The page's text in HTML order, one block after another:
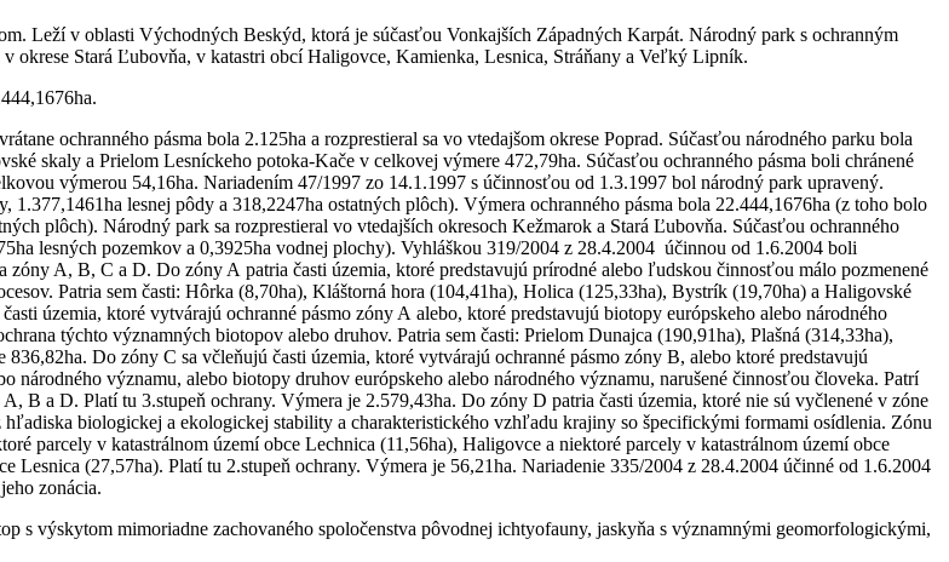
Leží v oblasti Východných Beskýd, ktorá je súčasťou Vonkajších Západných Karpát. Národný park s ochranným
okrese Stará Ľubovňa, v katastri obcí Haligovce, Kamienka, Lesnica, Stráňany a Veľký Lipník.
ochranného pásma bola 2.125ha a rozprestieral sa vo vtedajšom okrese Poprad. Súčasťou národného parku bola
skaly a Prielom Lesníckeho potoka-Kače v celkovej výmere 472,79ha. Súčasťou ochranného pásma boli chránené
výmerou 54,16ha. Nariadením 47/1997 zo 14.1.1997 s účinnosťou od 1.3.1997 bol národný park upravený.
lesnej pôdy a 318,2247ha ostatných plôch). Výmera ochranného pásma bola 22.444,1676ha (z toho bolo
plôch). Národný park sa rozprestieral vo vtedajších okresoch Kežmarok a Stará Ľubovňa. Súčasťou ochranného
lesných pozemkov a 0,3925ha vodnej plochy). Vyhláškou 319/2004 z 28.4.2004 účinnou od 1.6.2004 boli
A, B, C a D. Do zóny A patria časti územia, ktoré predstavujú prírodné alebo ľudskou činnosťou málo pozmenené
Patria sem časti: Hôrka (8,70ha), Kláštorná hora (104,41ha), Holica (125,33ha), Bystrík (19,70ha) a Haligovské
územia, ktoré vytvárajú ochranné pásmo zóny A alebo, ktoré predstavujú biotopy európskeho alebo národného
týchto významných biotopov alebo druhov. Patria sem časti: Prielom Dunajca (190,91ha), Plašná (314,33ha),
Do zóny C sa včleňujú časti územia, ktoré vytvárajú ochranné pásmo zóny B, alebo ktoré predstavujú
významu, alebo biotopy druhov európskeho alebo národného významu, narušené činnosťou človeka. Patrí
B a D. Platí tu 3.stupeň ochrany. Výmera je 2.579,43ha. Do zóny D patria časti územia, ktoré nie sú vyčlenené v zóne
biologickej a ekologickej stability a charakteristického vzhľadu krajiny so špecifickými formami osídlenia. Zónu
parcely v katastrálnom území obce Lechnica (11,56ha), Haligovce a niektoré parcely v katastrálnom území obce
Lesnica (27,57ha). Platí tu 2.stupeň ochrany. Výmera je 56,21ha. Nariadenie 335/2004 z 28.4.2004 účinné od 1.6.2004
zonácia.
s výskytom mimoriadne zachovaného spoločenstva pôvodnej ichtyofauny, jaskyňa s významnými geomorfologickými,